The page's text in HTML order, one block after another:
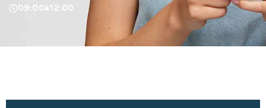
09:00à12:00